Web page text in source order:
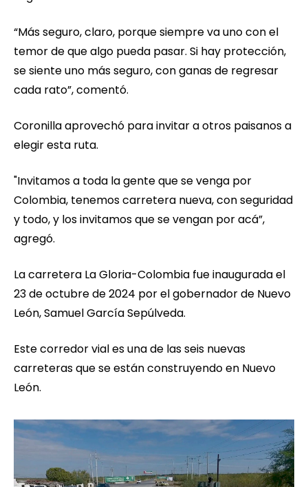
“Más seguro, claro, porque siempre va uno con el
temor de que algo pueda pasar. Si hay protección,
se siente uno más seguro, con ganas de regresar
cada rato”, comentó.
Coronilla aprovechó para invitar a otros paisanos a
elegir esta ruta.
"Invitamos a toda la gente que se venga por
Colombia, tenemos carretera nueva, con seguridad
y todo, y los invitamos que se vengan por acá”,
agregó.
La carretera La Gloria-Colombia fue inaugurada el
23 de octubre de 2024 por el gobernador de Nuevo
León, Samuel García Sepúlveda.
Este corredor vial es una de las seis nuevas
carreteras que se están construyendo en Nuevo
León.